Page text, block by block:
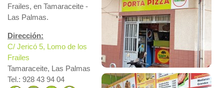
Frailes, en Tamaraceite -
Las Palmas.
Dirección:
C/ Jericó 5, Lomo de los
Frailes
Tamaraceite, Las Palmas
Tel.: 928 43 94 04